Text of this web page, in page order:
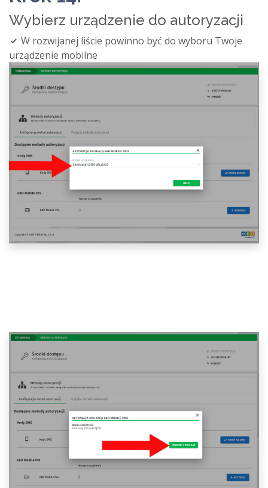
Wybierz urządzenie do autoryzacji
W rozwijanej liście powinno być do wyboru Twoje
urządzenie mobilne